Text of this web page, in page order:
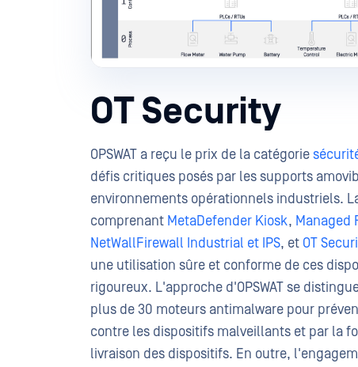
OT Security
OPSWAT a reçu le prix de la catégorie
défis critiques posés par les supports
environnements opérationnels industriels.
comprenant MetaDefender Kiosk, Managed
NetWallFirewall Industrial et IPS, et OT
une utilisation sûre et conforme de ces
rigoureux. L'approche d'OPSWAT se
plus de 30 moteurs antimalware pour
contre les dispositifs malveillants et par la
livraison des dispositifs. En outre,